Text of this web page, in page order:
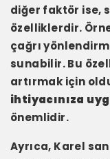
diğer faktör ise,
özelliklerdir.
çağrı
sunabilir. Bu
artırmak için
ihtiyacınıza
önemlidir.
Ayrıca, Karel